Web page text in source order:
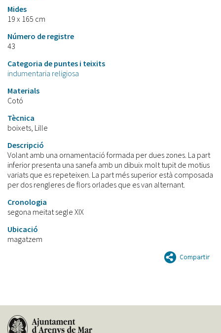
Mides
19 x 165 cm
Número de registre
43
Categoria de puntes i teixits
indumentaria religiosa
Materials
Cotó
Tècnica
boixets, Lille
Descripció
Volant amb una ornamentació formada per dues zones. La part
inferior presenta una sanefa amb un dibuix molt tupit de motius
variats que es repeteixen. La part més superior està composada
per dos rengleres de flors orlades que es van alternant.
Cronologia
segona meitat segle XIX
Ubicació
magatzem